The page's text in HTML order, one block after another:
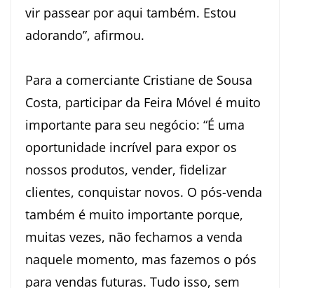
vir passear por aqui também. Estou
adorando”, afirmou.
Para a comerciante Cristiane de Sousa
Costa, participar da Feira Móvel é muito
importante para seu negócio: “É uma
oportunidade incrível para expor os
nossos produtos, vender, fidelizar
clientes, conquistar novos. O pós-venda
também é muito importante porque,
muitas vezes, não fechamos a venda
naquele momento, mas fazemos o pós
para vendas futuras. Tudo isso, sem